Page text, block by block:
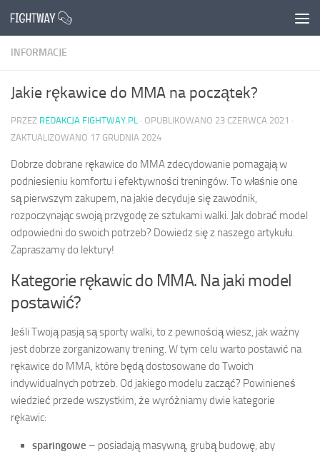
Przejdź do treści
INFORMACJE
Jakie rękawice do MMA na początek?
PRZEZ REDAKCJA FIGHTWAY.PL · OPUBLIKOWANO 23 CZERWCA 2021 ·
ZAKTUALIZOWANO 17 GRUDNIA 2024
Dobrze dobrane rękawice do MMA zdecydowanie pomagają w
podniesieniu komfortu i efektywności treningów. To właśnie one
są pierwszym zakupem, na jakie decyduje się zawodnik,
rozpoczynając swoją przygodę ze sztukami walki. Jak dobrać model
odpowiedni do swoich potrzeb? Dowiedz się z naszego artykułu.
Zapraszamy do lektury!
Kategorie rękawic do MMA. Na jaki model
postawić?
Jeśli Twoją pasją są sporty walki, to z pewnością wiesz, jak ważny
jest dobrze zorganizowany trening. W tym celu warto postawić na
rękawice do MMA, które będą dostosowane do Twoich
indywidualnych potrzeb. Od jakiego modelu zacząć? Powinieneś
wiedzieć przede wszystkim, że wyróżniamy dwie kategorie
rękawic:
sparingowe – posiadają masywną, grubą budowę, aby